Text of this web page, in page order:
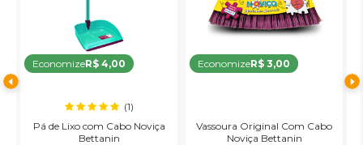
EconomizeR$ 4,00
(1)
Pá de Lixo com Cabo Noviça
Bettanin
EconomizeR$ 3,00
Vassoura Original Com Cabo
Noviça Bettanin